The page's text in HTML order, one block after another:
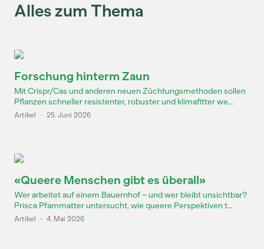
Alles zum Thema
Forschung hinterm Zaun
Mit Crispr/Cas und anderen neuen Züchtungsmethoden sollen
Pflanzen schneller resistenter, robuster und klimafitter we...
Artikel · 25. Juni 2026
«Queere Menschen gibt es überall»
Wer arbeitet auf einem Bauernhof – und wer bleibt unsichtbar?
Prisca Pfammatter untersucht, wie queere Perspektiven t...
Artikel · 4. Mai 2026